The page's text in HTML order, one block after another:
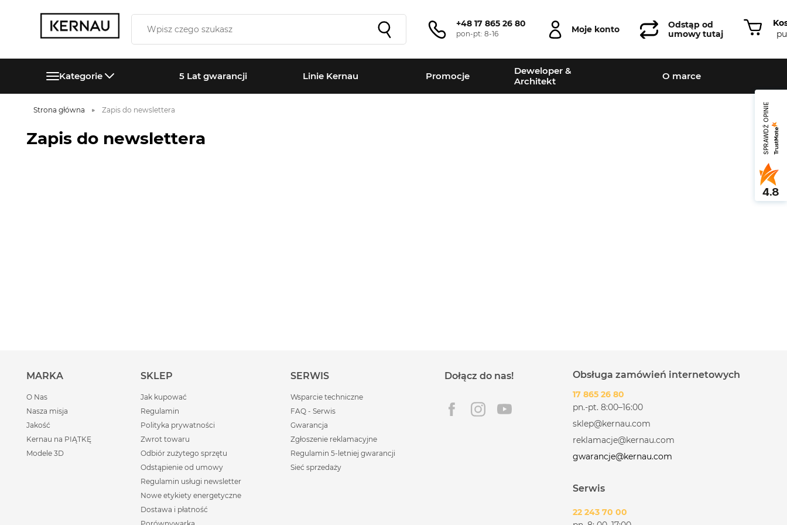
+48 17 865 26 80
pon-pt: 8-16 Moje konto
Odstąp od
umowy tutaj
Kategorie 5 Lat gwarancji Linie Kernau Promocje
Deweloper &
Architekt
O marce
Strona główna Zapis do newslettera
Zapis do newslettera
MARKA
O Nas
Nasza misja
Jakość
Kernau na PIĄTKĘ
Modele 3D
SKLEP
Jak kupować
Regulamin
Polityka prywatności
Zwrot towaru
Odbiór zużytego sprzętu
Odstąpienie od umowy
Regulamin usługi newsletter
Nowe etykiety energetyczne
Dostawa i płatność
SERWIS
Wsparcie techniczne
FAQ - Serwis
Gwarancja
Zgłoszenie reklamacyjne
Regulamin 5-letniej gwarancji
Sieć sprzedaży
Dołącz do nas! Obsługa zamówień internetowych
17 865 26 80
pn.-pt. 8:00–16:00
sklep@kernau.com
reklamacje@kernau.com
gwarancje@kernau.com
Serwis
22 243 70 00
SPRAWDŹ OPINIE
4.8